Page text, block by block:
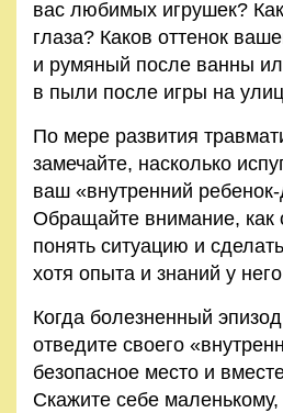
вас любимых игрушек?
глаза? Каков оттенок
и румяный после ванны
в пыли после игры на
По мере развития
замечайте, насколько
ваш «внутренний
Обращайте внимание, как
понять ситуацию и
хотя опыта и знаний у
Когда болезненный
отведи­те своего
безопасное место и
Скажите себе